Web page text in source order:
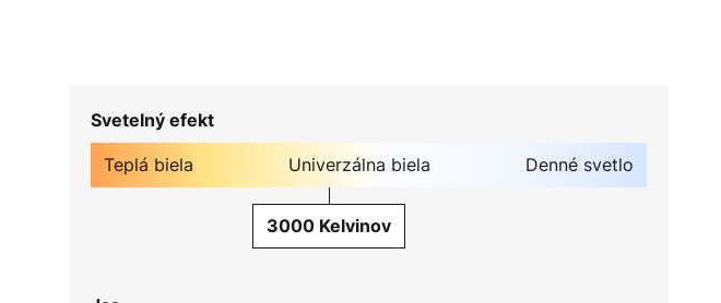
Svetelný efekt
Teplá biela Univerzálna biela Denné svetlo
3000 Kelvinov